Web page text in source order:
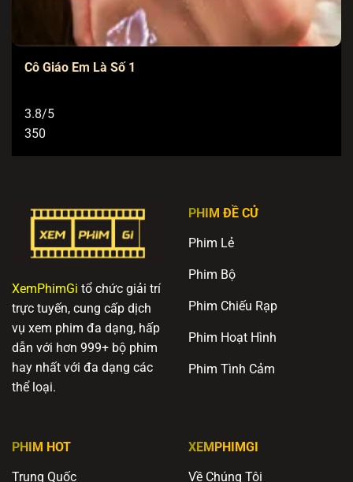
Cô Giáo Em Là Số 1
3.8/5
350
XemPhimGi tổ chức giải trí
trực tuyến, cung cấp dịch
vụ xem phim đa dạng, hấp
dẫn với hơn 999+ bộ phim
hay nhất với đa dạng các
thể loại.
PHIM ĐỀ CỬ
Phim Lẻ
Phim Bộ
Phim Chiếu Rạp
Phim Hoạt Hình
Phim Tình Cảm
PHIM HOT
Trung Quốc
XEMPHIMGI
Về Chúng Tôi